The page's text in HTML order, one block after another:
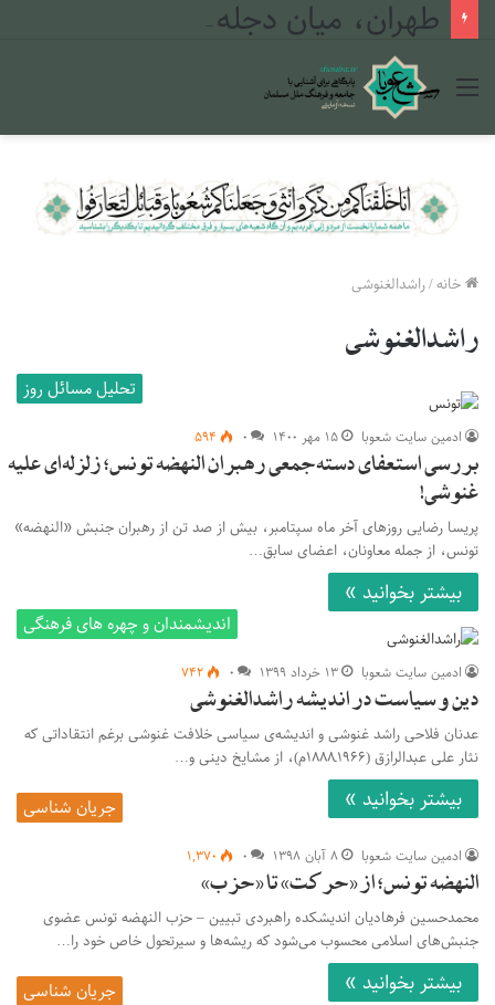
طهران، میان دجله و فرات
منو
خانه/راشدالغنوشی
راشدالغنوشی
تحلیل مسائل روز
ادمین سایت شعوبا ۱۵ مهر ۱۴۰۰ ۰ ۵۹۴
بررسی استعفای دسته‌جمعی رهبران النهضه تونس؛ زلزله‌ای علیه
غنوشی!
پریسا رضایی روزهای آخر ماه سپتامبر، بیش از صد تن از رهبران جنبش «النهضه»
تونس، از جمله معاونان، اعضای سابق…
بیشتر بخوانید »
اندیشمندان و چهره های فرهنگی
ادمین سایت شعوبا ۱۳ خرداد ۱۳۹۹ ۰ ۷۴۲
دین و سیاست در اندیشه راشدالغنوشی
عدنان فلاحی ‌‌راشد غنوشی و اندیشه‌ی سیاسی خلافت غنوشی برغم انتقاداتی که
نثار علی عبدالرازق (۱۹۶۶ـ۱۸۸۸م)، از مشایخ دینی و…
بیشتر بخوانید » جریان شناسی
ادمین سایت شعوبا ۸ آبان ۱۳۹۸ ۰ ۱,۳۷۰
النهضه تونس؛ از «حرکت» تا «حزب»
محمدحسین فرهادیان اندیشکده راهبردی تبیین – حزب النهضه تونس عضوی
جنبش‌های اسلامی محسوب می‌شود که ریشه‌ها و سیرتحول خاص خود را…
بیشتر بخوانید » جریان شناسی